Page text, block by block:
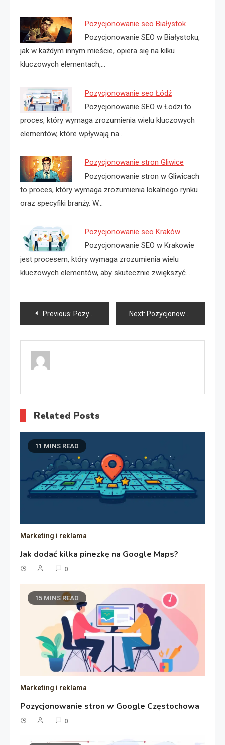
Pozycjonowanie seo Białystok
Pozycjonowanie SEO w Białystoku,
jak w każdym innym mieście, opiera się na kilku
kluczowych elementach,…
Pozycjonowanie seo Łódź
Pozycjonowanie SEO w Łodzi to
proces, który wymaga zrozumienia wielu kluczowych
elementów, które wpływają na…
Pozycjonowanie stron Gliwice
Pozycjonowanie stron w Gliwicach
to proces, który wymaga zrozumienia lokalnego rynku
oraz specyfiki branży. W…
Pozycjonowanie seo Kraków
Pozycjonowanie SEO w Krakowie
jest procesem, który wymaga zrozumienia wielu
kluczowych elementów, aby skutecznie zwiększyć…
Nawigacja
wpisu
Previous: Pozycjonowanie Jelenia Góra Next: Pozycjonowanie Dębica
Related Posts
11 MINS READ
Marketing i reklama
Jak dodać kilka pinezkę na Google Maps?
0
15 MINS READ
Marketing i reklama
Pozycjonowanie stron w Google Częstochowa
0